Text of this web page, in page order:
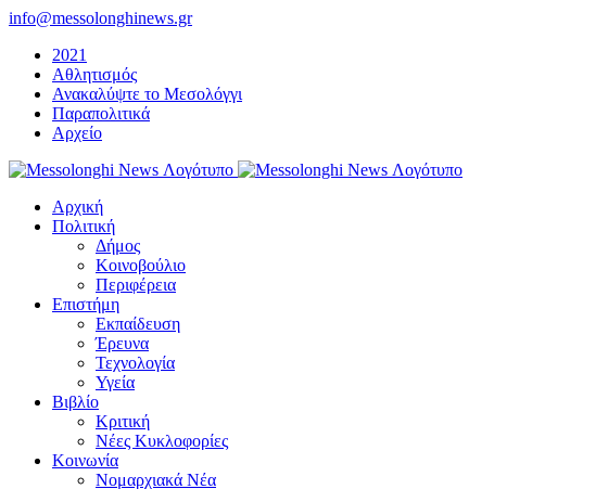
Μετάβαση
περιεχόμενο
info@messolonghinews.gr
2021
Αθλητισμός
Ανακαλύψτε το Μεσολόγγι
Παραπολιτικά
Αρχείο
Αρχική
Πολιτική
Δήμος
Κοινοβούλιο
Περιφέρεια
Επιστήμη
Εκπαίδευση
Έρευνα
Τεχνολογία
Υγεία
Βιβλίο
Κριτική
Νέες Κυκλοφορίες
Κοινωνία
Νομαρχιακά Νέα